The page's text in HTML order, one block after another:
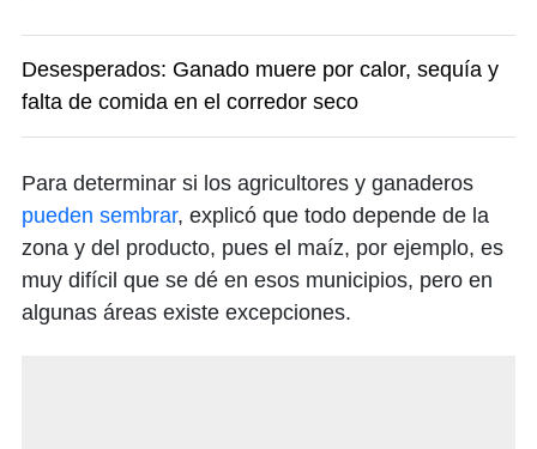
Desesperados: Ganado muere por calor, sequía y
falta de comida en el corredor seco
Para determinar si los agricultores y ganaderos
pueden sembrar, explicó que todo depende de la
zona y del producto, pues el maíz, por ejemplo, es
muy difícil que se dé en esos municipios, pero en
algunas áreas existe excepciones.